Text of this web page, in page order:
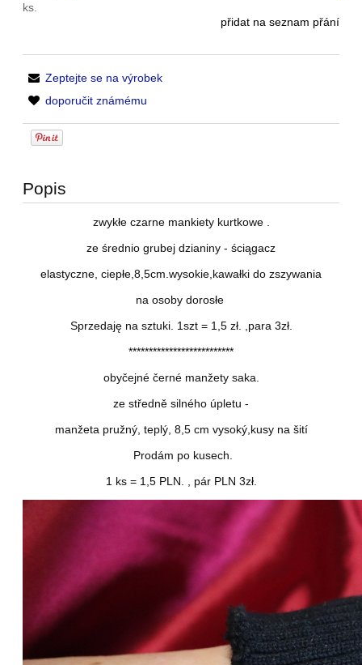
ks.
přidat na seznam přání
Zeptejte se na výrobek
doporučit známému
Popis
zwykłe czarne mankiety kurtkowe .
ze średnio grubej dzianiny - ściągacz
elastyczne, ciepłe,8,5cm.wysokie,kawałki do zszywania
na osoby dorosłe
Sprzedaję na sztuki. 1szt = 1,5 zł. ,para 3zł.
**************************
obyčejné černé manžety saka.
ze středně silného úpletu -
manžeta pružný, teplý, 8,5 cm vysoký,kusy na šití
Prodám po kusech.
1 ks = 1,5 PLN.
, pár PLN 3zł.